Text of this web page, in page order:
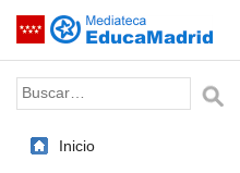
Saltar navegación
Palabra o frase:
Inicio